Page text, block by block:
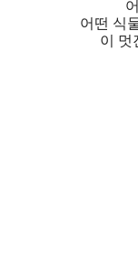
어떤 식
이 멋